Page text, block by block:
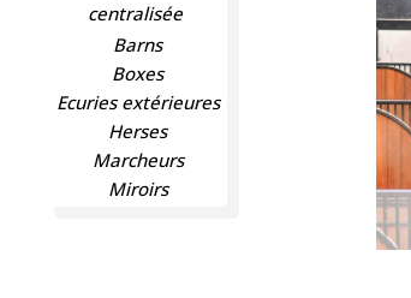
centralisée
Barns
Boxes
Ecuries extérieures
Herses
Marcheurs
Miroirs